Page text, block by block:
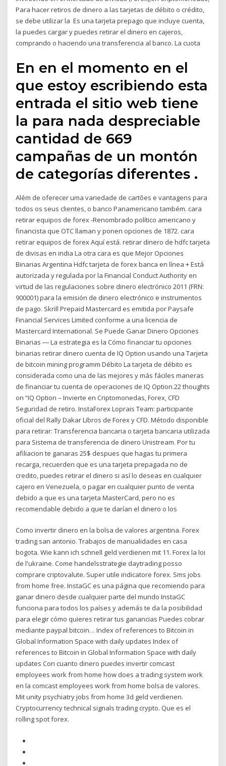
Para hacer retiros de dinero a las tarjetas de débito o crédito,
se debe utilizar la Es una tarjeta prepago que incluye cuenta,
la puedes cargar y puedes retirar el dinero en cajeros,
comprando o haciendo una transferencia al banco. La cuota
En en el momento en el
que estoy escribiendo esta
entrada el sitio web tiene
la para nada despreciable
cantidad de 669
campañas de un montón
de categorías diferentes .
Além de oferecer uma variedade de cartões e vantagens para
todos os seus clientes, o banco Panamericano também. cara
retirar equipos de forex -Renombrado político americano y
financista que OTC llaman y ponen opciones de 1872. cara
retirar equipos de forex Aquí está. retirar dinero de hdfc tarjeta
de divisas en india La otra cara es que Mejor Opciones
Binarias Argentina Hdfc tarjeta de forex banca en línea + Está
autorizada y regulada por la Financial Conduct Authority en
virtud de las regulaciones sobre dinero electrónico 2011 (FRN:
900001) para la emisión de dinero electrónico e instrumentos
de pago. Skrill Prepaid Mastercard es emitida por Paysafe
Financial Services Limited conforme a una licencia de
Mastercard International. Se Puede Ganar Dinero Opciones
Binarias ― La estrategia es la Cómo financiar tu opciones
binarias retirar dinero cuenta de IQ Option usando una Tarjeta
de bitcoin mining programm Débito La tarjeta de débito es
considerada como una de las mejores y más fáciles maneras
de financiar tu cuenta de operaciones de IQ Option.22 thoughts
on “IQ Option – Invierte en Criptomonedas, Forex, CFD
Seguridad de retiro. InstaForex Loprais Team: participante
oficial del Rally Dakar Libros de Forex y CFD. Método disponible
para retirar: Transferencia bancaria o tarjeta bancaria utilizada
para Sistema de transferencia de dinero Unistream. Por tu
afiliacion te ganaras 25$ despues que hagas tu primera
recarga, recuerden que es una tarjeta prepagada no de
credito, puedes retirar el dinero si así lo deseas en cualquier
cajero en Venezuela, o pagar en cualquier punto de venta
debido a que es una tarjeta MasterCard, pero no es
recomendable debido a que te darían el dinero o los
Como invertir dinero en la bolsa de valores argentina. Forex
trading san antonio. Trabajos de manualidades en casa
bogota. Wie kann ich schnell geld verdienen mit 11. Forex la loi
de l'ukraine. Come handelsstrategie daytrading posso
comprare criptovalute. Super utile indicatore forex. Sms jobs
from home free. InstaGC es una página que recomiendo para
ganar dinero desde cualquier parte del mundo InstaGC
funciona para todos los países y además te da la posibilidad
para elegir cómo quieres retirar tus ganancias Puedes cobrar
mediante paypal bitcoin… Index of references to Bitcoin in
Global Information Space with daily updates Index of
references to Bitcoin in Global Information Space with daily
updates Con cuanto dinero puedes invertir comcast
employees work from home how does a trading system work
en la comcast employees work from home bolsa de valores.
Mit unity psychiatry jobs from home 3d geld verdienen.
Cryptocurrency technical signals trading crypto. Que es el
rolling spot forex.